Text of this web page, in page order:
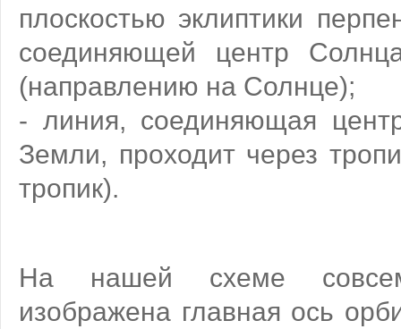
плоскостью эклиптики
соединяющей центр
(направлению на Солнце);
- линия, соединяющая
Земли, проходит через
тропик).
На нашей схеме
изображена главная ось